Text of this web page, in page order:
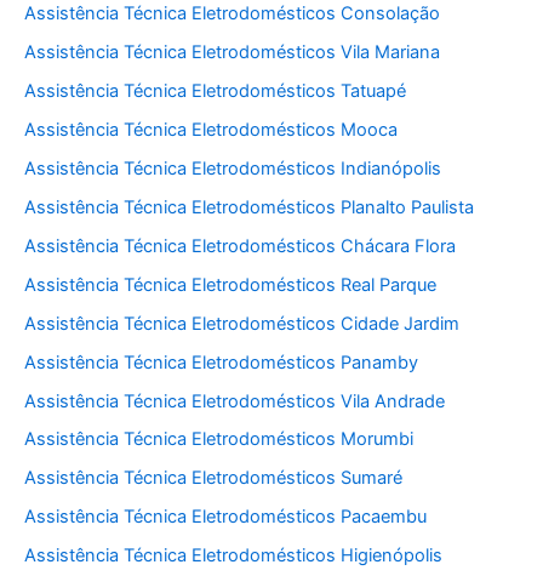
Assistência Técnica Eletrodomésticos Consolação
Assistência Técnica Eletrodomésticos Vila Mariana
Assistência Técnica Eletrodomésticos Tatuapé
Assistência Técnica Eletrodomésticos Mooca
Assistência Técnica Eletrodomésticos Indianópolis
Assistência Técnica Eletrodomésticos Planalto Paulista
Assistência Técnica Eletrodomésticos Chácara Flora
Assistência Técnica Eletrodomésticos Real Parque
Assistência Técnica Eletrodomésticos Cidade Jardim
Assistência Técnica Eletrodomésticos Panamby
Assistência Técnica Eletrodomésticos Vila Andrade
Assistência Técnica Eletrodomésticos Morumbi
Assistência Técnica Eletrodomésticos Sumaré
Assistência Técnica Eletrodomésticos Pacaembu
Assistência Técnica Eletrodomésticos Higienópolis